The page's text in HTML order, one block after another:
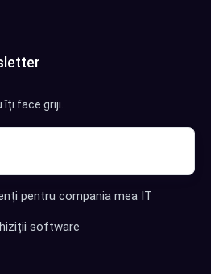
îți face griji.
pentru compania mea IT
software